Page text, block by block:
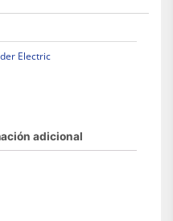
Electric
adicional